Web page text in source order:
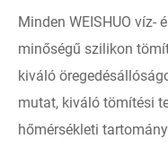
Minden WEISHUO víz-
minőségű szilikon
kiváló
mutat, kiváló tömítési
hőmérsékleti